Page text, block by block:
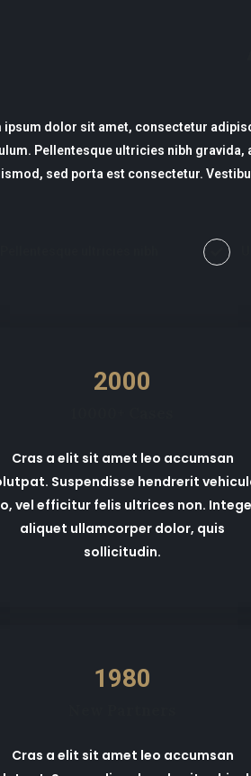
ipsum dolor sit amet, consectetur
Pellentesque ultricies nibh
sed porta est consectetur.
2000
Cras a elit sit amet leo accumsan
Suspendisse hendrerit
vel efficitur felis ultrices non.
aliquet ullamcorper dolor, quis
sollicitudin.
1980
Cras a elit sit amet leo accumsan